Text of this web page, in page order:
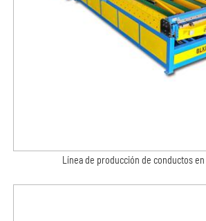
Línea de producción de conductos